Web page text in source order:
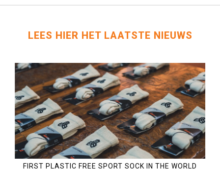
LEES HIER HET LAATSTE NIEUWS
FIRST PLASTIC FREE SPORT SOCK IN THE WORLD